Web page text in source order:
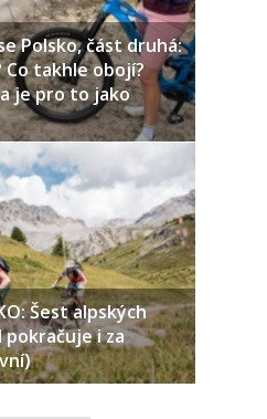
Polsko, část druhá:
Co takhle obojí?
je pro to jako
Šest alpských
i za